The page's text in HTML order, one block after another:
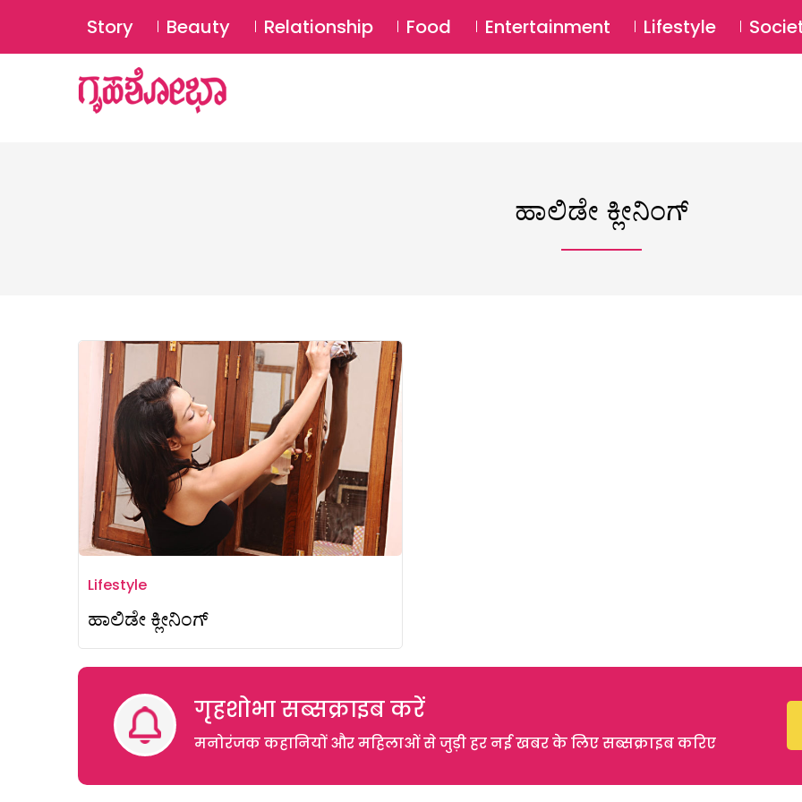
Story Beauty Relationship Food Entertainment Lifestyle
ಹಾಲಿಡೇ ಕ್ಲೀನಿಂಗ್
Lifestyle
ಹಾಲಿಡೇ ಕ್ಲೀನಿಂಗ್
गृहशोभा सब्सक्राइब करें
मनोरंजक कहानियों और महिलाओं से जुड़ी हर नई खबर के लिए सब्सक्राइब करिए